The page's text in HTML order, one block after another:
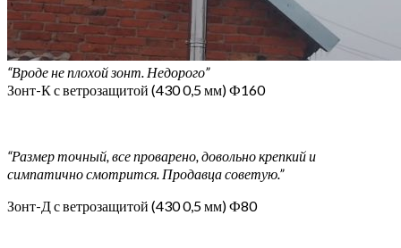
“Вроде не плохой зонт. Недорого”
Зонт-К с ветрозащитой (430 0,5 мм) Ф160
“Размер точный, все проварено, довольно крепкий и
симпатично смотрится. Продавца советую.”
Зонт-Д с ветрозащитой (430 0,5 мм) Ф80